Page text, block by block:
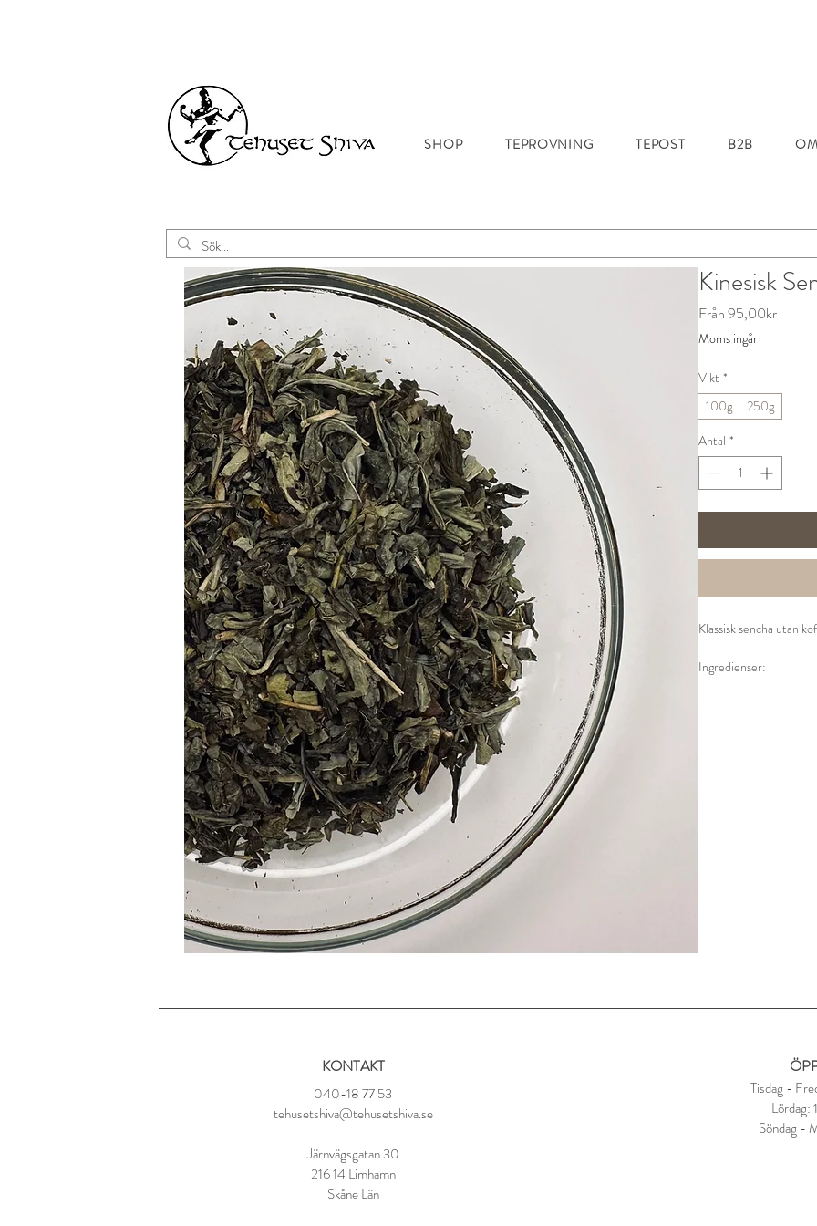
SHOP TEPROVNING TEPOST B2B
Kinesisk
Från95,00krReapris
Moms ingår
Vikt *
100g
250g
Antal *
Klassisk sencha utan
Ingredienser:
KONTAKT
040-18 77 53
tehusetshiva@tehusetshiva.se
Järnvägsgatan 30
216 14 Limhamn
Skåne Län
Tisdag -
Söndag -